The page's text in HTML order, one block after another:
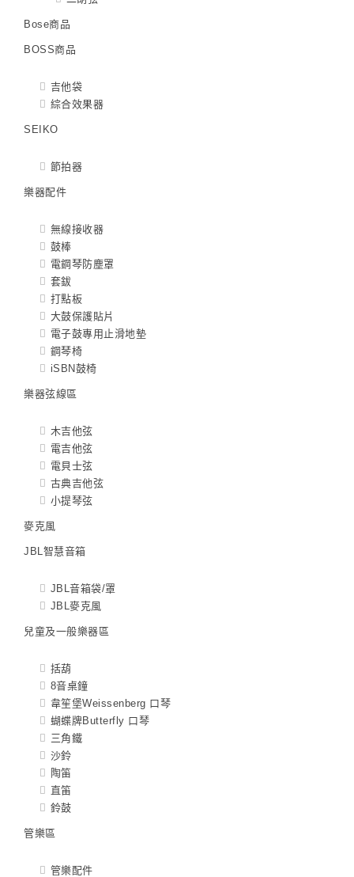
Bose商品
BOSS商品
吉他袋
綜合效果器
SEIKO
節拍器
樂器配件
無線接收器
鼓棒
電鋼琴防塵罩
套鈸
打點板
大鼓保護貼片
電子鼓專用止滑地墊
鋼琴椅
iSBN鼓椅
樂器弦線區
木吉他弦
電吉他弦
電貝士弦
古典吉他弦
小提琴弦
麥克風
JBL智慧音箱
JBL音箱袋/罩
JBL麥克風
兒童及一般樂器區
括葫
8音桌鐘
韋笙堡Weissenberg 口琴
蝴蝶牌Butterfly 口琴
三角鐵
沙鈴
陶笛
直笛
鈴鼓
管樂區
管樂配件